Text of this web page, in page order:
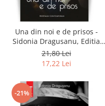
Una din noi e de prisos -
Sidonia Dragusanu, Editia
2021
21,80 Lei
17,22 Lei
-21%